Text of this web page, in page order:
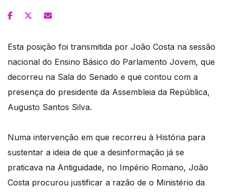
Esta posição foi transmitida por João Costa na sessão
nacional do Ensino Básico do Parlamento Jovem, que
decorreu na Sala do Senado e que contou com a
presença do presidente da Assembleia da República,
Augusto Santos Silva.
Numa intervenção em que recorreu à História para
sustentar a ideia de que a desinformação já se
praticava na Antiguidade, no Império Romano, João
Costa procurou justificar a razão de o Ministério da